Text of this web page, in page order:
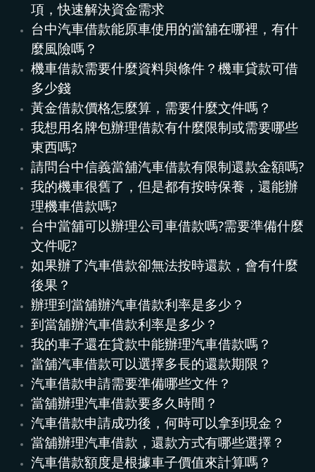
項，快速解決資金需求
台中汽車借款能原車使用的當舖在哪裡，有什
麼風險嗎？
機車借款需要什麼資料與條件？機車貸款可借
多少錢
黃金借款價格怎麼算，需要什麼文件嗎？
我想用名牌包辦理借款有什麼限制或需要哪些
東西嗎?
請問台中信義當舖汽車借款有限制還款金額嗎?
我的機車很舊了，但是都有按時保養，還能辦
理機車借款嗎?
台中當舖可以辦理公司車借款嗎?需要準備什麼
文件呢?
如果辦了汽車借款卻無法按時還款，會有什麼
後果？
辦理到當舖辦汽車借款利率是多少？
到當舖辦汽車借款利率是多少？
我的車子還在貸款中能辦理汽車借款嗎？
當舖汽車借款可以選擇多長的還款期限？
汽車借款申請需要準備哪些文件？
當舖辦理汽車借款要多久時間？
汽車借款申請成功後，何時可以拿到現金？
當舖辦理汽車借款，還款方式有哪些選擇？
汽車借款額度是根據車子價值來計算嗎？